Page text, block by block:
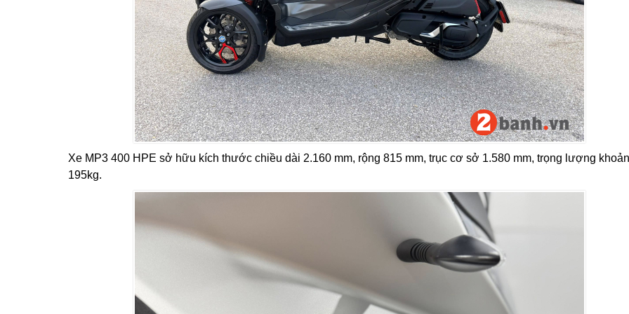
Xe MP3 400 HPE sở hữu kích thước chiều dài 2.160 mm, rộng 815 mm, trục cơ sở 1.580 mm, trọng lượng
195kg.